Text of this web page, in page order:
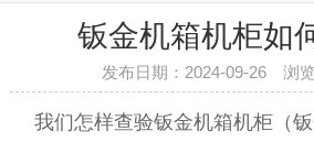
钣金机箱机柜如
发布日期：2024-09-26 浏览
我们怎样查验钣金机箱机柜（